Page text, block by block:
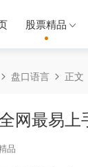
股票精品
盘口语言 正文
网最易
品